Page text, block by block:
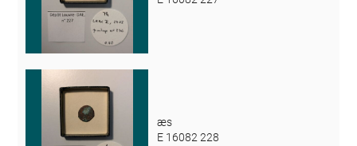
æs
E 16082 228